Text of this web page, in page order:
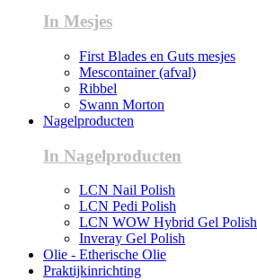
In Mesjes
First Blades en Guts mesjes
Mescontainer (afval)
Ribbel
Swann Morton
Nagelproducten
In Nagelproducten
LCN Nail Polish
LCN Pedi Polish
LCN WOW Hybrid Gel Polish
Inveray Gel Polish
Olie - Etherische Olie
Praktijkinrichting